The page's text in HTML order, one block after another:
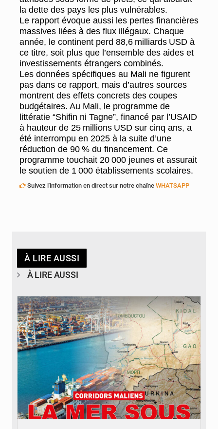
la dette des pays les plus vulnérables.
Le rapport évoque aussi les pertes financières
massives liées à des flux illégaux. Chaque
année, le continent perd 88,6 milliards USD à
ce titre, soit plus que l’ensemble des aides et
investissements étrangers combinés.
Les données spécifiques au Mali ne figurent
pas dans ce rapport, mais d’autres sources
montrent des effets concrets des coupes
budgétaires. Au Mali, le programme de
littératie “Shifin ni Tagne”, financé par l’USAID
à hauteur de 25 millions USD sur cinq ans, a
été interrompu en 2025 à la suite d’une
réduction de 90 % du financement. Ce
programme touchait 20 000 jeunes et assurait
le soutien de 1 000 établissements scolaires.
Suivez l'information en direct sur notre chaîne WHATSAPP
À LIRE AUSSI
À LIRE AUSSI
© JDM